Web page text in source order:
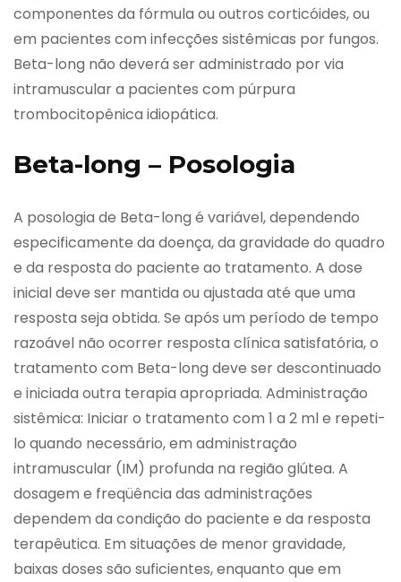
componentes da fórmula ou outros corticóides, ou
em pacientes com infecções sistêmicas por fungos.
Beta-long não deverá ser administrado por via
intramuscular a pacientes com púrpura
trombocitopênica idiopática.
Beta-long – Posologia
A posologia de Beta-long é variável, dependendo
especificamente da doença, da gravidade do quadro
e da resposta do paciente ao tratamento. A dose
inicial deve ser mantida ou ajustada até que uma
resposta seja obtida. Se após um período de tempo
razoável não ocorrer resposta clínica satisfatória, o
tratamento com Beta-long deve ser descontinuado
e iniciada outra terapia apropriada. Administração
sistêmica: Iniciar o tratamento com 1 a 2 ml e repeti-
lo quando necessário, em administração
intramuscular (IM) profunda na região glútea. A
dosagem e freqüência das administrações
dependem da condição do paciente e da resposta
terapêutica. Em situações de menor gravidade,
baixas doses são suficientes, enquanto que em